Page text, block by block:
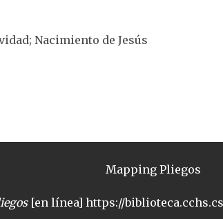
Nacimiento de Jesús
Mapping Pliegos
[en línea] https://